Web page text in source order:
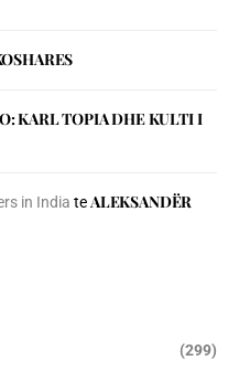
KARL TOPIA DHE KULTI I
in India teALEKSANDËR
(299)